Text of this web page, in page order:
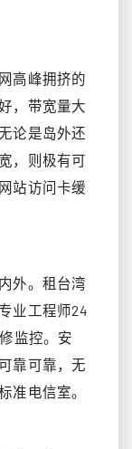
高峰拥挤的
，带宽量大
论是岛外还
，则极有可
站访问卡缓
外。租台湾
业工程师24
监控。安
靠可靠，无
准电信室。